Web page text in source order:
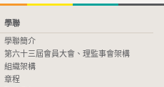
學聯
學聯簡介
第六十三屆會員大會、理監事會架構
組織架構
章程